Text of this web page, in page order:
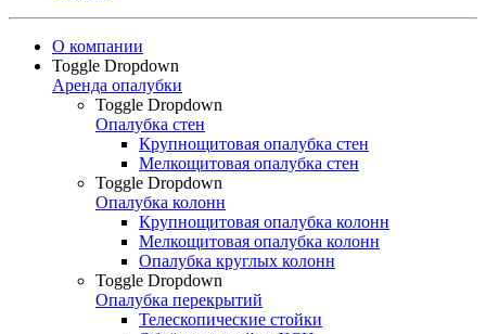
О компании
Toggle Dropdown
Аренда опалубки
Toggle Dropdown
Опалубка стен
Крупнощитовая опалубка стен
Мелкощитовая опалубка стен
Toggle Dropdown
Опалубка колонн
Крупнощитовая опалубка колонн
Мелкощитовая опалубка колонн
Опалубка круглых колонн
Toggle Dropdown
Опалубка перекрытий
Телескопические стойки